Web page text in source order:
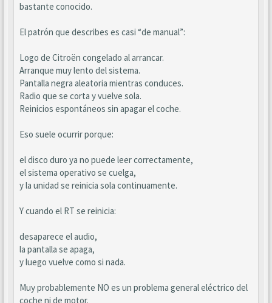
bastante conocido.
El patrón que describes es casi “de manual”:
Logo de Citroën congelado al arrancar.
Arranque muy lento del sistema.
Pantalla negra aleatoria mientras conduces.
Radio que se corta y vuelve sola.
Reinicios espontáneos sin apagar el coche.
Eso suele ocurrir porque:
el disco duro ya no puede leer correctamente,
el sistema operativo se cuelga,
y la unidad se reinicia sola continuamente.
Y cuando el RT se reinicia:
desaparece el audio,
la pantalla se apaga,
y luego vuelve como si nada.
Muy probablemente NO es un problema general eléctrico del
coche ni de motor.